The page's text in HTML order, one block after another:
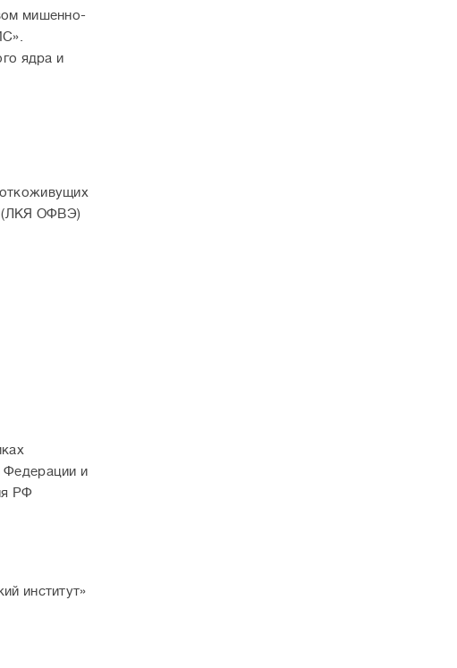
мишенно-
ядра и
(ЛКЯ ОФВЭ)
Федерации и
РФ
институт»